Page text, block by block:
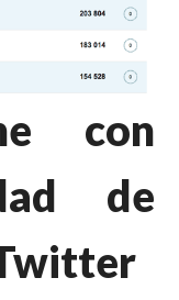
con
de